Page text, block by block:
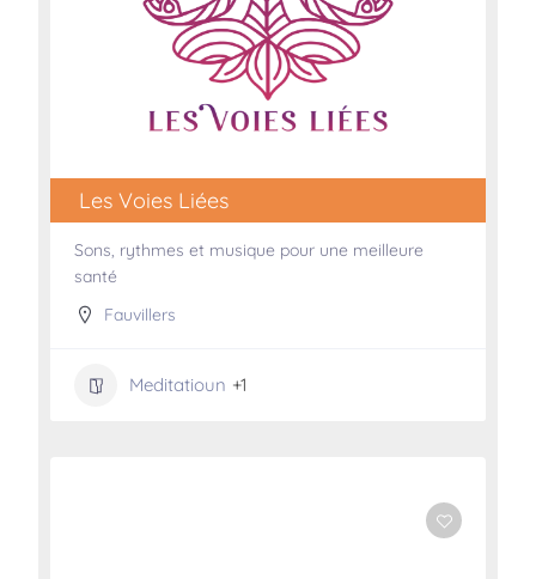
Les Voies Liées
Sons, rythmes et musique pour une meilleure
santé
Fauvillers
Meditatioun +1